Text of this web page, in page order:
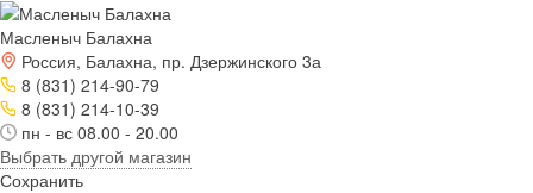
Масленыч Балахна
Россия, Балахна, пр. Дзержинского 3а
8 (831) 214-90-79
8 (831) 214-10-39
пн - вс 08.00 - 20.00
Выбрать другой магазин
Сохранить